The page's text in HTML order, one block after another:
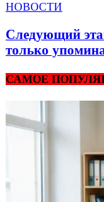
НОВОСТИ
Следующий
только
САМОЕ